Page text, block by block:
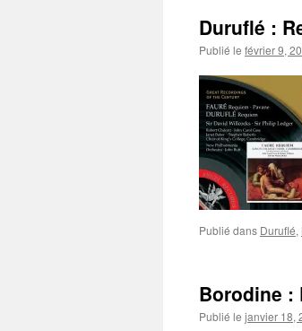
Duruflé :
Publié le février 9,
Publié dans Duruflé,
Borodine :
Publié le janvier 18,